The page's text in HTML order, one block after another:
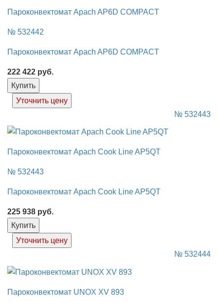
Пароконвектомат Apach AP6D COMPACT
№ 532442
Пароконвектомат Apach AP6D COMPACT
222 422 руб.
Купить
Уточнить цену
№ 532443
Пароконвектомат Apach Cook Line AP5QT
№ 532443
Пароконвектомат Apach Cook Line AP5QT
225 938 руб.
Купить
Уточнить цену
№ 532444
Пароконвектомат UNOX XV 893